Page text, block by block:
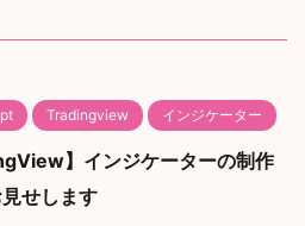
Tradingview インジケーター
】インジケーターの制作
せします